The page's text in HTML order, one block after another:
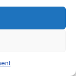
ารอบรมด้านพัฒนา
2562